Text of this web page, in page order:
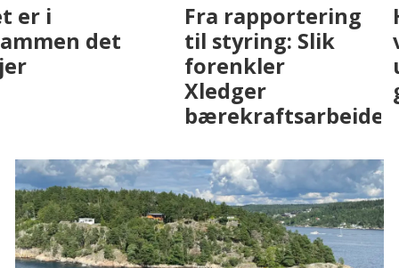
Fenistra endrer
eiendomsbransjen
med AI. Slik ser vi
Det er i
Drammen det
skjer